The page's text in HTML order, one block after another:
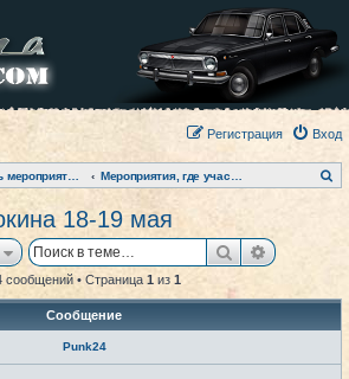
Вход
Регистрация
о
18-19 мая
Поиск
сообщений • Страница 1из 1
Сообщение
Punk24